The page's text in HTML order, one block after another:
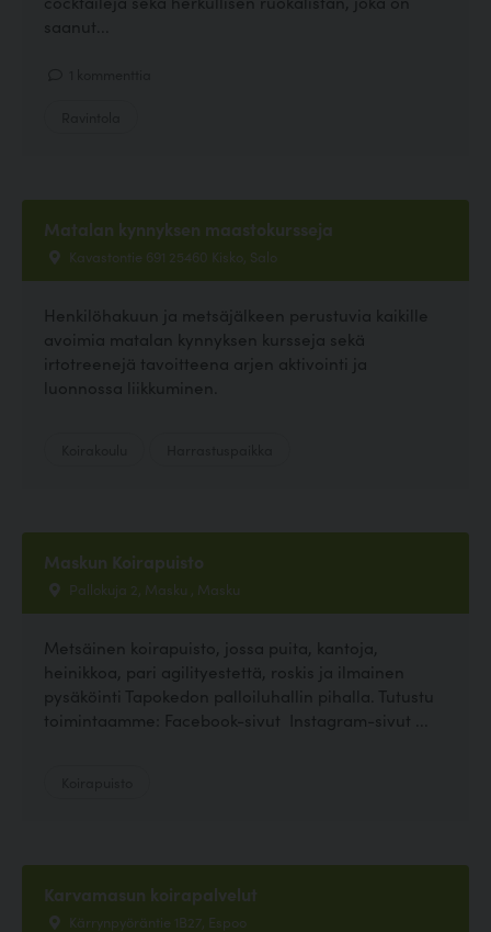
saanut...
Matalan kynnyksen maastokursseja
Kavastontie 691 25460 Kisko, Salo
Henkilöhakuun ja metsäjälkeen perustuvia kaikille
avoimia matalan kynnyksen kursseja sekä
irtotreenejä tavoitteena arjen aktivointi ja
luonnossa liikkuminen.
Maskun Koirapuisto
Pallokuja 2, Masku , Masku
Metsäinen koirapuisto, jossa puita, kantoja,
heinikkoa, pari agilityestettä, roskis ja ilmainen
pysäköinti Tapokedon palloiluhallin pihalla. Tutustu
toimintaamme: Facebook-sivut Instagram-sivut ...
Karvamasun koirapalvelut
Kärrynpyöräntie 1B27, Espoo